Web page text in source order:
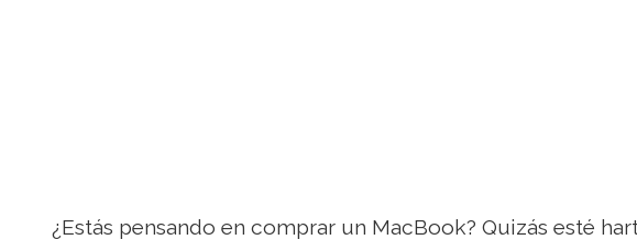
¿Estás pensando en comprar un MacBook? Quizás esté